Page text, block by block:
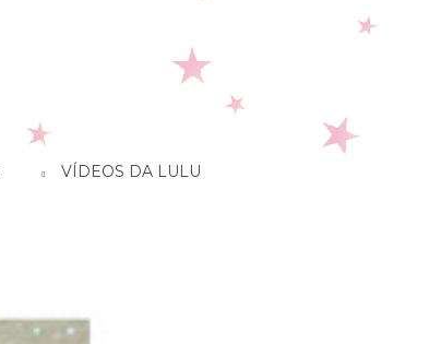
VÍDEOS DA LULU